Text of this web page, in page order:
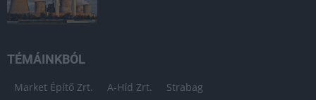
TÉMÁINKBÓL
Market Építő Zrt. A-Híd Zrt. Strabag